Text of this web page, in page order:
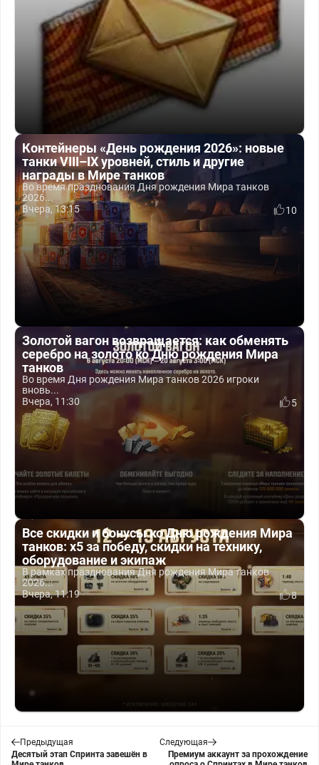
Контейнеры «День рождения 2026»: новые
танки VIII–IX уровней, стиль и другие
награды в Мире танков
Во время празднования Дня рождения Мира танков
2026...
Вчера, 13:15
10
Золотой вагон возвращается: как обменять
серебро на золото ко Дню рождения Мира
танков
Во время Дня рождения Мира танков 2026 игроки
вновь...
Вчера, 11:30
5
Все скидки и бонусы ко Дню рождения Мира
танков: x5 за победу, скидки на технику,
оборудование и экипаж
В рамках празднования Дня рождения Мира танков
2026...
Вчера, 11:19
8
Предыдущая
Десятый этап Спринта завешён в
Следующая
Премиум аккаунт за прохождение